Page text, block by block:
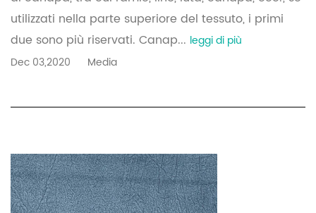
utilizzati nella parte superiore del tessuto, i primi
due sono più riservati. Canap... leggi di più
Dec 03,2020
Media